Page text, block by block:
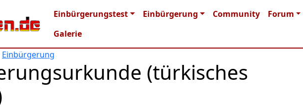
Main navigation
Einbürgerungstest Einbürgerung Community
Forum
Galerie
Einbürgerung
(türkisches